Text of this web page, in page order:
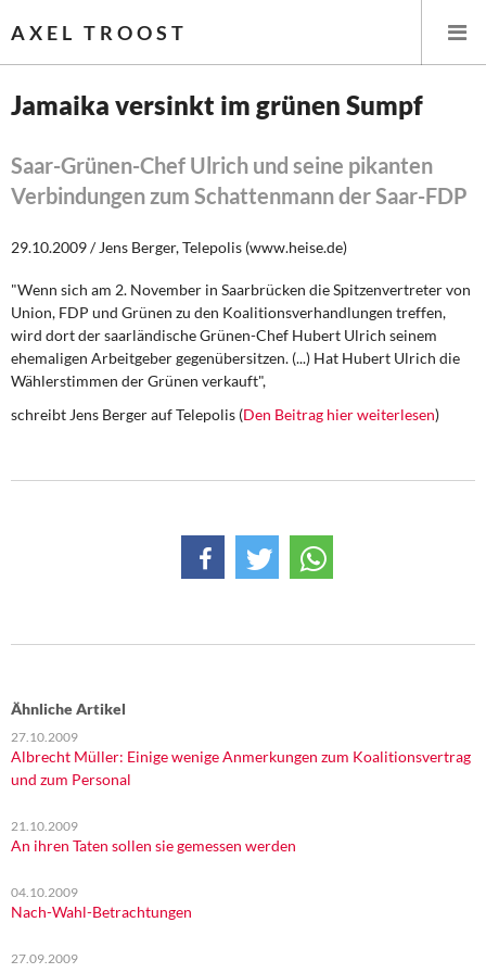
AXEL TROOST
Themen
Leitlinien linker Wirtschafts- und Finanzpolitik
Wirtschaftspolitik
Steuer- und Finanzpolitik
Rosa-Luxemburg-Stiftung
Über mich
Jamaika versinkt im grünen Sumpf
Saar-Grünen-Chef Ulrich und seine pikanten
Verbindungen zum Schattenmann der Saar-FDP
29.10.2009 / Jens Berger, Telepolis (www.heise.de)
"Wenn sich am 2. November in Saarbrücken die Spitzenvertreter von
Union, FDP und Grünen zu den Koalitionsverhandlungen treffen,
wird dort der saarländische Grünen-Chef Hubert Ulrich seinem
ehemaligen Arbeitgeber gegenübersitzen. (...) Hat Hubert Ulrich die
Wählerstimmen der Grünen verkauft",
schreibt Jens Berger auf Telepolis (Den Beitrag hier weiterlesen)
Ähnliche Artikel
27.10.2009
Albrecht Müller: Einige wenige Anmerkungen zum Koalitionsvertrag
und zum Personal
21.10.2009
An ihren Taten sollen sie gemessen werden
04.10.2009
Nach-Wahl-Betrachtungen
27.09.2009